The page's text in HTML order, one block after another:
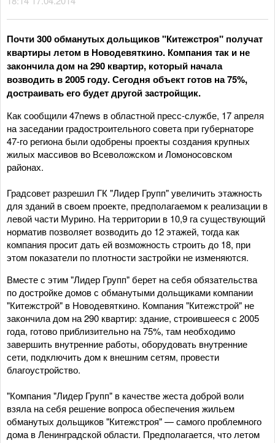
Почти 300 обманутых дольщиков "Китежстроя" получат
квартиры летом в Новодевяткино. Компания так и не
закончила дом на 290 квартир, который начала
возводить в 2005 году. Сегодня объект готов на 75%,
достраивать его будет другой застройщик.
Как сообщили 47news в областной пресс-службе, 17 апреля
на заседании градостроительного совета при губернаторе
47-го региона были одобрены проекты создания крупных
жилых массивов во Всеволожском и Ломоносовском
районах.
Градсовет разрешил ГК "Лидер Групп" увеличить этажность
для зданий в своем проекте, предполагаемом к реализации в
левой части Мурино. На территории в 10,9 га существующий
норматив позволяет возводить до 12 этажей, тогда как
компания просит дать ей возможность строить до 18, при
этом показатели по плотности застройки не изменяются.
Вместе с этим "Лидер Групп" берет на себя обязательства
по достройке домов с обманутыми дольщиками компании
"Китежстрой" в Новодевяткино. Компания "Китежстрой" не
закончила дом на 290 квартир: здание, строившееся с 2005
года, готово приблизительно на 75%, там необходимо
завершить внутренние работы, оборудовать внутренние
сети, подключить дом к внешним сетям, провести
благоустройство.
"Компания "Лидер Групп" в качестве жеста доброй воли
взяла на себя решение вопроса обеспечения жильем
обманутых дольщиков "Китежстроя" — самого проблемного
дома в Ленинградской области. Предполагается, что летом